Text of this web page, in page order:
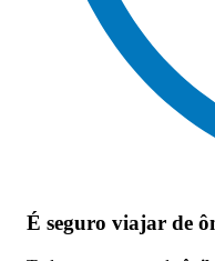
É seguro viajar de